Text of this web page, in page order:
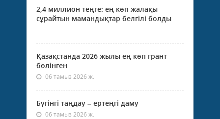
2,4 миллион теңге: ең көп жалақы
сұрайтын мамандықтар белгілі болды
Қазақстанда 2026 жылы ең көп грант
бөлінген
06 тамыз 2026 ж.
Бүгінгі таңдау – ертеңгі даму
06 тамыз 2026 ж.